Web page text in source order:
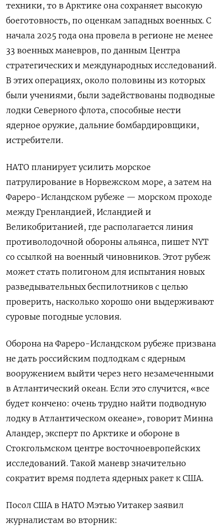
техники, то в Арктике она сохраняет высокую
боеготовность, по оценкам западных военных. С
начала 2025 года она провела в регионе не менее
33 военных маневров, по данным Центра
стратегических и международных исследований.
В этих операциях, около половины из которых
были учениями, были задействованы подводные
лодки Северного флота, способные нести
ядерное оружие, дальние бомбардировщики,
истребители.
НАТО планирует усилить морское
патрулирование в Норвежском море, а затем на
Фареро-Исландском рубеже — морском проходе
между Гренландией, Исландией и
Великобританией, где располагается линия
противолодочной обороны альянса, пишет NYT
со ссылкой на военный чиновников. Этот рубеж
может стать полигоном для испытания новых
разведывательных беспилотников с целью
проверить, насколько хорошо они выдерживают
суровые погодные условия.
Оборона на Фареро-Исландском рубеже призвана
не дать российским подлодкам с ядерным
вооружением выйти через него незамеченными
в Атлантический океан. Если это случится, «все
будет кончено: очень трудно найти подводную
лодку в Атлантическом океане», говорит Минна
Аландер, эксперт по Арктике и обороне в
Стокгольмском центре восточноевропейских
исследований. Такой маневр значительно
сократит время подлета ядерных ракет к США.
Посол США в НАТО Мэтью Уитакер заявил
журналистам во вторник: